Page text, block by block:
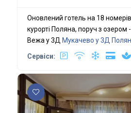
Оновлений готель на 18
курорті Поляна, поруч з озером
Вежа у 3Д Мукачево у 3Д
Сервіси: